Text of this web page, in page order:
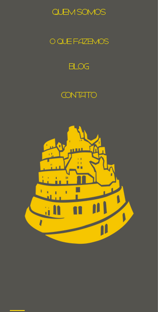
Quem Somos
O Que Fazemos
Blog
Contato